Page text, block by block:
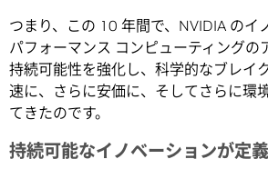
つまり、この 10 年間で、NVIDIA のイ
パフォーマンス コンピューティングの
持続可能性を強化し、科学的なブレイ
速に、さらに安価に、そしてさらに環
てきたのです。
持続可能なイノベーションが定